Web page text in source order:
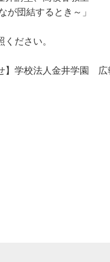
が団結するとき～」
ださい。
】学校法人金井学園 広